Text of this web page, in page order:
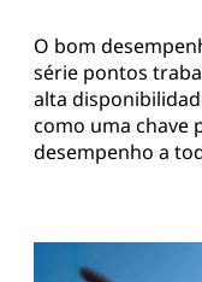
O bom
série pontos
alta
como uma chave
desempenho a